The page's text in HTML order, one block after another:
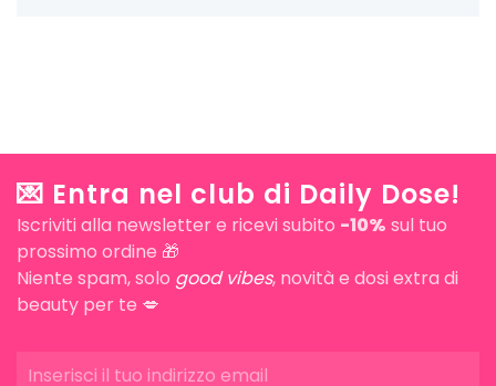
💌 Entra nel club di Daily Dose!
Iscriviti alla newsletter e ricevi subito -10% sul tuo
prossimo ordine 🎁
Niente spam, solo good vibes, novità e dosi extra di
beauty per te 💋